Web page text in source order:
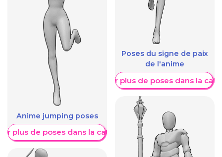
Anime jumping poses
plus de poses dans la catégorie
Poses du signe de paix
de l'anime
Afficher plus de poses dans la